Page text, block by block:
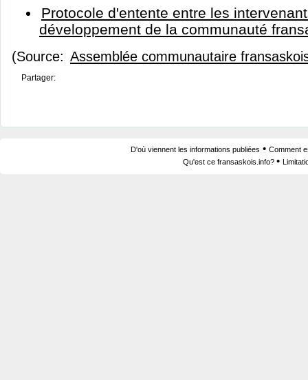
Protocole d'entente entre les
développement de la communauté
(Source: Assemblée communautaire
Partager:
D'où viennent les informations publiées • Comment
Qu'est ce fransaskois.info? •